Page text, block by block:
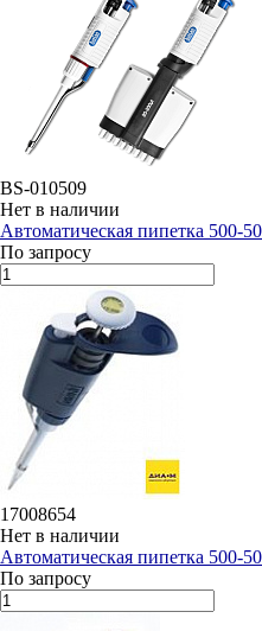
BS-010509
Нет в наличии
Автоматическая пипетка 500-
По запросу
17008654
Нет в наличии
Автоматическая пипетка 500-
По запросу